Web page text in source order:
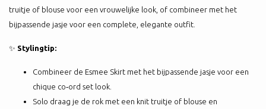
truitje of blouse voor een vrouwelijke look, of combineer met het
bijpassende jasje voor een complete, elegante outfit.
✨ Stylingtip:
Combineer de Esmee Skirt met het bijpassende jasje voor een
chique co‑ord set look.
Solo draag je de rok met een knit truitje of blouse en